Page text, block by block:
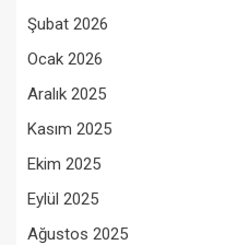
Şubat 2026
Ocak 2026
Aralık 2025
Kasım 2025
Ekim 2025
Eylül 2025
Ağustos 2025